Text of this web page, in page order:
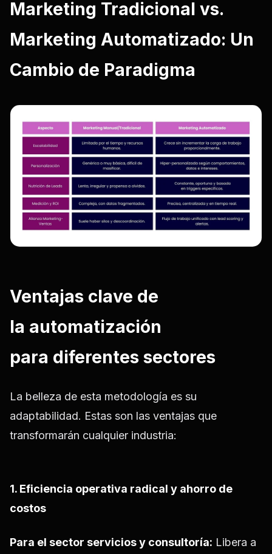
Marketing Tradicional vs.
Marketing Automatizado: Un
Cambio de Paradigma
Ventajas clave de
la automatización
para diferentes sectores
La belleza de esta metodología es su
adaptabilidad. Estas son las ventajas que
transformarán cualquier industria:
1. Eficiencia operativa radical y ahorro de
costos
Para el sector servicios y consultoría: Libera a